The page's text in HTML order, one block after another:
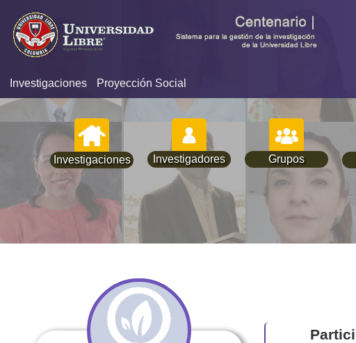
Investigaciones Proyección Social
Investigaciones Investigadores Grupos